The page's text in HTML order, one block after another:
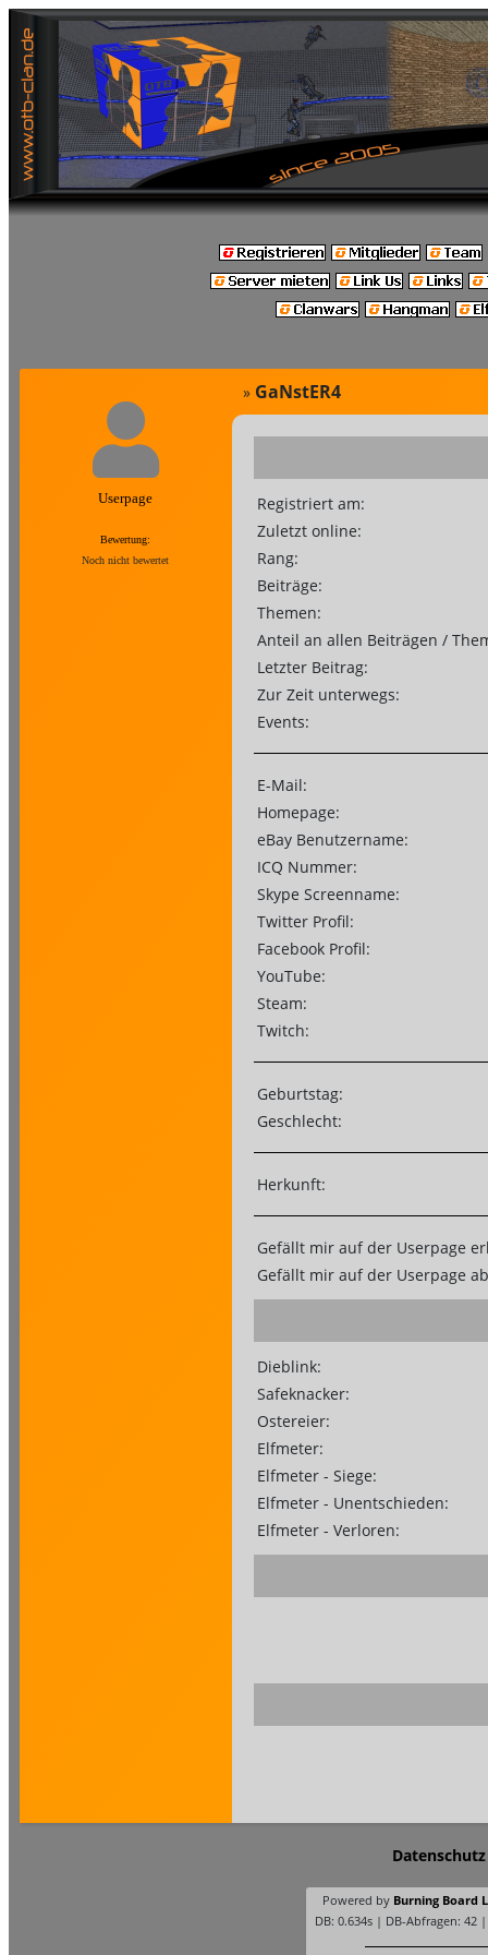
Userpage
Bewertung:
Noch nicht bewertet
» GaNstER4
Registriert am:
Zuletzt online:
Rang:
Beiträge:
Themen:
Anteil an allen Beiträgen /
Letzter Beitrag:
Zur Zeit unterwegs:
Events:
E-Mail:
Homepage:
eBay Benutzername:
ICQ Nummer:
Skype Screenname:
Twitter Profil:
Facebook Profil:
YouTube:
Steam:
Twitch:
Geburtstag:
Geschlecht:
Herkunft:
Gefällt mir auf der Userpage
Gefällt mir auf der Userpage
Dieblink:
Safeknacker:
Ostereier:
Elfmeter:
Elfmeter - Siege:
Elfmeter - Unentschieden:
Elfmeter - Verloren:
Datenschutz
Powered by Burning Board
DB: 0.634s | DB-Abfragen: 42